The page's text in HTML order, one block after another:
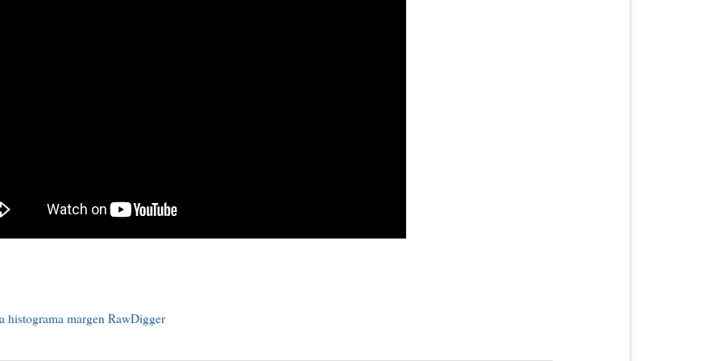
histograma margen RawDigger